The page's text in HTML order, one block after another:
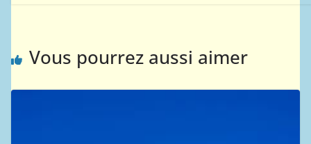
Vous pourrez aussi aimer